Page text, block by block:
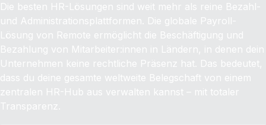
Die besten HR-Lösungen sind weit mehr als reine Bezahl-
und Administrationsplattformen. Die globale Payroll-
Lösung von Remote ermöglicht die Beschäftigung und
Bezahlung von Mitarbeiter:innen in Ländern, in denen dein
Unternehmen keine rechtliche Präsenz hat. Das bedeutet,
dass du deine gesamte weltweite Belegschaft von einem
zentralen HR-Hub aus verwalten kannst – mit totaler
Transparenz.